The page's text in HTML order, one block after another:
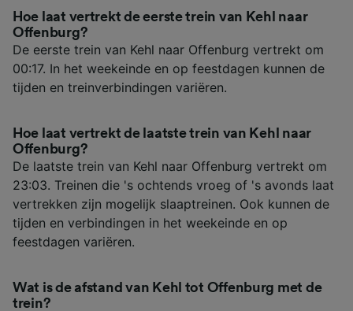
Hoe laat vertrekt de eerste trein van Kehl naar
Offenburg?
De eerste trein van Kehl naar Offenburg vertrekt om
00:17. In het weekeinde en op feestdagen kunnen de
tijden en treinverbindingen variëren.
Hoe laat vertrekt de laatste trein van Kehl naar
Offenburg?
De laatste trein van Kehl naar Offenburg vertrekt om
23:03. Treinen die 's ochtends vroeg of 's avonds laat
vertrekken zijn mogelijk slaaptreinen. Ook kunnen de
tijden en verbindingen in het weekeinde en op
feestdagen variëren.
Wat is de afstand van Kehl tot Offenburg met de
trein?